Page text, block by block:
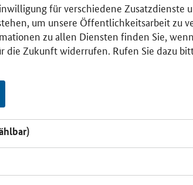
für verschiedene
um unsere Öffentlichkeitsarbeit zu
zu allen Diensten finden Sie,
Zukunft widerrufen. Rufen Sie dazu